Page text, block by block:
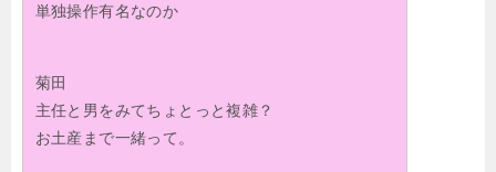
単独操作有名なのか
菊田
主任と男をみてちょとっと複雑？
お土産まで一緒って。